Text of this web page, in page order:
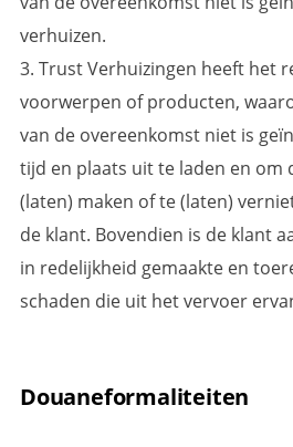
verhuizen.
3. Trust Verhuizingen heeft het
voorwerpen of producten,
van de overeenkomst niet is
tijd en plaats uit te laden en om
(laten) maken of te (laten)
de klant. Bovendien is de klant
in redelijkheid gemaakte en
schaden die uit het vervoer
Douaneformaliteiten